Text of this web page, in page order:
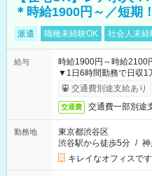
＊時給1900円～／短期
派遣 職種未経験OK 社会人未経
給与
時給1900円～時給
▼1日6時間勤務で日収1
交通費別途支給あり
交通費 交通費一部別
勤務地
東京都渋谷区
渋谷駅から徒歩5分 /
キレイなオフィスです